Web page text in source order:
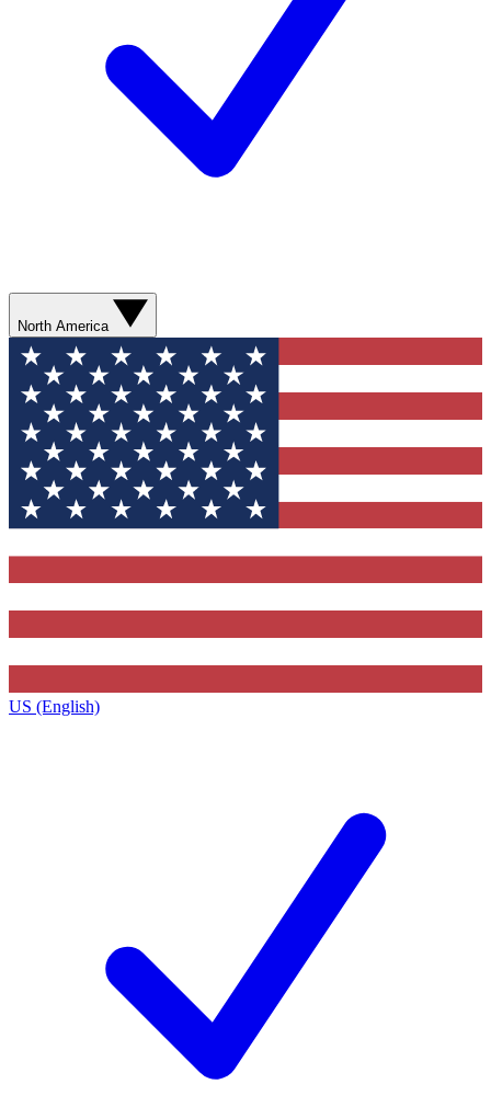
North America
US (English)